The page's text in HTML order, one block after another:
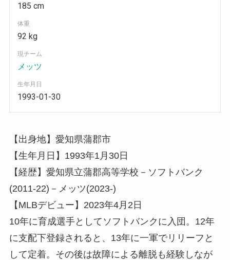
185 cm
体重
92 kg
現チーム
メッツ
生年月日
1993-01-30
【出身地】愛知県蒲郡市
【生年月日】 1993年1 月 30日
【経歴】愛知県立蒲郡高等学校－ソフトバンク
(2011-22) －メッツ(2023-)
【 MLBデビュー】 2023年4月 2 日
10年に育成選手としてソフトバンクに入団。12年
に支配下登録されると、13年に一軍でリリーフと
して定着。その後は故障による離脱も経験しなが